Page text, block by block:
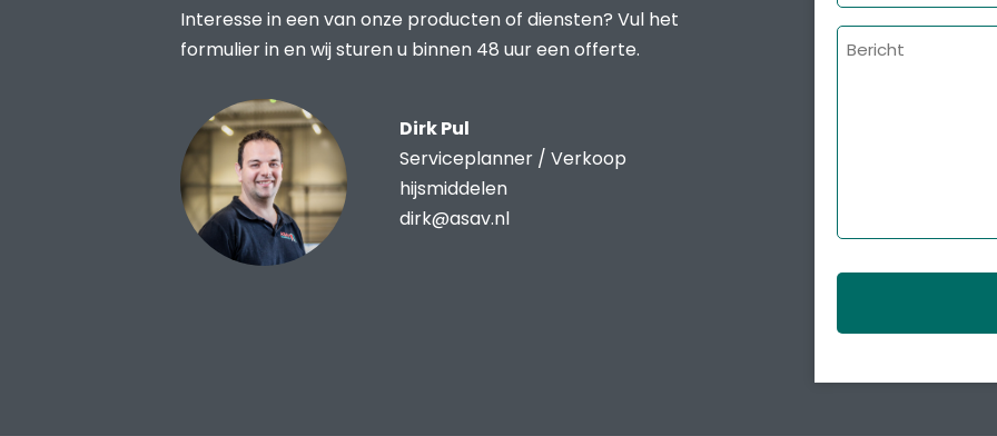
Interesse in een van onze producten of diensten? Vul het
formulier in en wij sturen u binnen 48 uur een offerte.
Dirk Pul
Serviceplanner / Verkoop
hijsmiddelen
dirk@asav.nl
Bericht